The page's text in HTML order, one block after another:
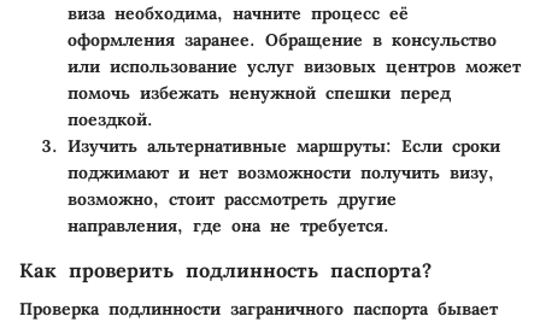
виза необходима, начните процесс её
оформления заранее. Обращение в консульство
или использование услуг визовых центров может
помочь избежать ненужной спешки перед
поездкой.
Изучить альтернативные маршруты: Если сроки
поджимают и нет возможности получить визу,
возможно, стоит рассмотреть другие
направления, где она не требуется.
Как проверить подлинность паспорта?
Проверка подлинности заграничного паспорта бывает